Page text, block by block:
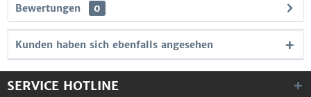
Bewertungen 0
Kunden haben sich ebenfalls angesehen
SERVICE HOTLINE